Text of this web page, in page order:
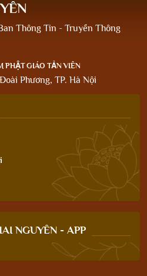
Thông Tin - Truyền Thông
PHẬT GIÁO TẢN VIÊN
Phương, TP. Hà Nội
NGUYÊN - APP